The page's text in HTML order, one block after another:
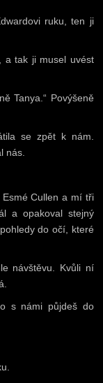
ruku, ten ji
a tak ji musel uvést
Tanya.“ Povýšeně
se zpět k nám.
nás.
Esmé Cullen a mí tři
a opakoval stejný
do očí, které
návštěvu. Kvůli ní
s námi půjdeš do